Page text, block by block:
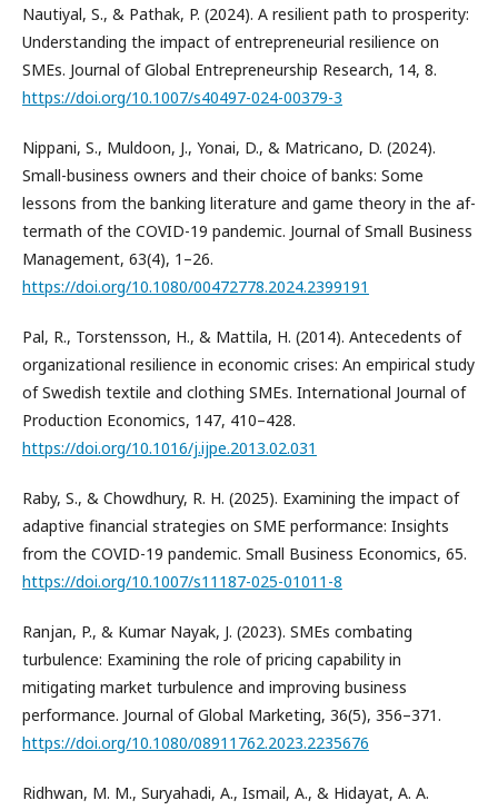
Nautiyal, S., & Pathak, P. (2024). A resilient path to prosperity:
Understanding the impact of entrepreneurial resilience on
SMEs. Journal of Global Entrepreneurship Research, 14, 8.
https://doi.org/10.1007/s40497-024-00379-3
Nippani, S., Muldoon, J., Yonai, D., & Matricano, D. (2024).
Small-business owners and their choice of banks: Some
lessons from the banking literature and game theory in the af-
termath of the COVID-19 pandemic. Journal of Small Business
Management, 63(4), 1–26.
https://doi.org/10.1080/00472778.2024.2399191
Pal, R., Torstensson, H., & Mattila, H. (2014). Antecedents of
organizational resilience in economic crises: An empirical study
of Swedish textile and clothing SMEs. International Journal of
Production Economics, 147, 410–428.
https://doi.org/10.1016/j.ijpe.2013.02.031
Raby, S., & Chowdhury, R. H. (2025). Examining the impact of
adaptive financial strategies on SME performance: Insights
from the COVID-19 pandemic. Small Business Economics, 65.
https://doi.org/10.1007/s11187-025-01011-8
Ranjan, P., & Kumar Nayak, J. (2023). SMEs combating
turbulence: Examining the role of pricing capability in
mitigating market turbulence and improving business
performance. Journal of Global Marketing, 36(5), 356–371.
https://doi.org/10.1080/08911762.2023.2235676
Ridhwan, M. M., Suryahadi, A., Ismail, A., & Hidayat, A. A.